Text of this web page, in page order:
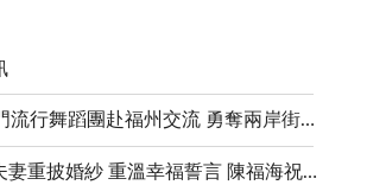
KDC金門流行舞蹈團赴福州交流 勇奪兩岸街舞賽三等獎
金鑽婚夫妻重披婚紗 重溫幸福誓言 陳福海祝福牽手半世紀 情深相守成典範